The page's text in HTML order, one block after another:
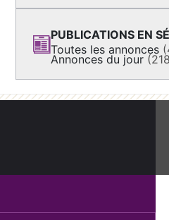
PUBLICATIONS EN
Toutes les annonces
Annonces du jour